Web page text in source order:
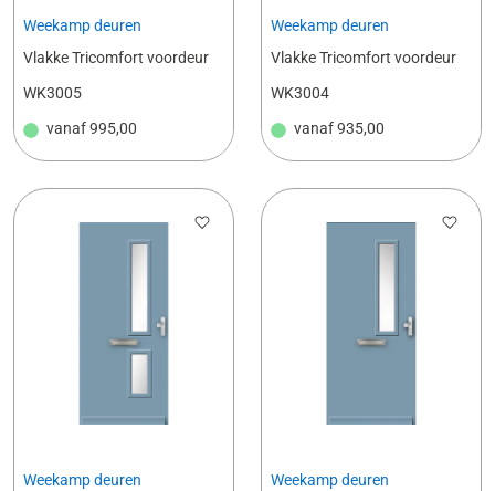
Weekamp deuren
Vlakke Tricomfort voordeur
WK3005
vanaf995,00
Weekamp deuren
Vlakke Tricomfort voordeur
WK3004
vanaf935,00
Weekamp deuren
Weekamp deuren